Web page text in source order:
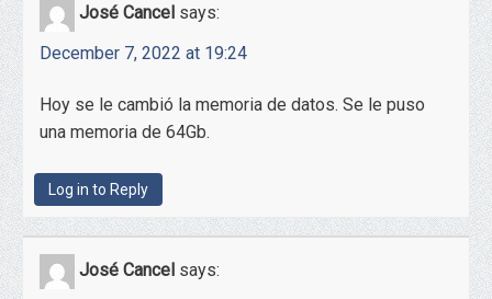
José Cancel says:
December 7, 2022 at 19:24
Hoy se le cambió la memoria de datos. Se le puso
una memoria de 64Gb.
Log in to Reply
José Cancel says: